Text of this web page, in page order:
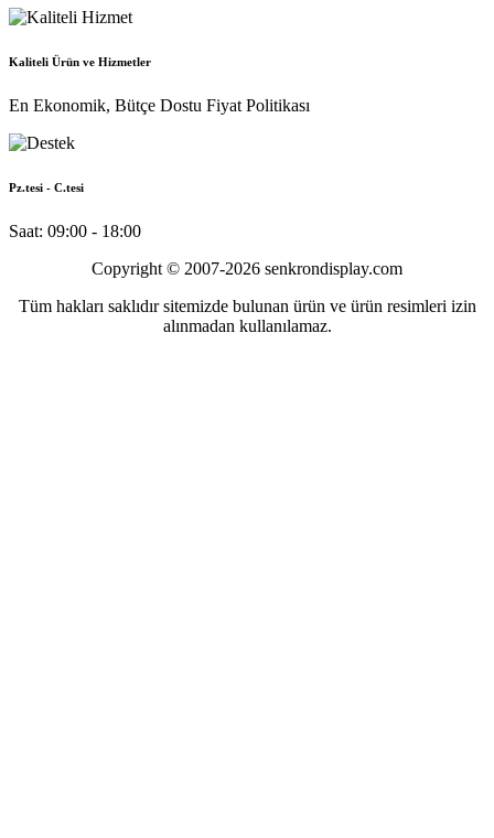
Kaliteli Ürün ve Hizmetler
En Ekonomik, Bütçe Dostu Fiyat Politikası
Pz.tesi - C.tesi
Saat: 09:00 - 18:00
Copyright © 2007-2026 senkrondisplay.com
Tüm hakları saklıdır sitemizde bulunan ürün ve ürün resimleri izin
alınmadan kullanılamaz.